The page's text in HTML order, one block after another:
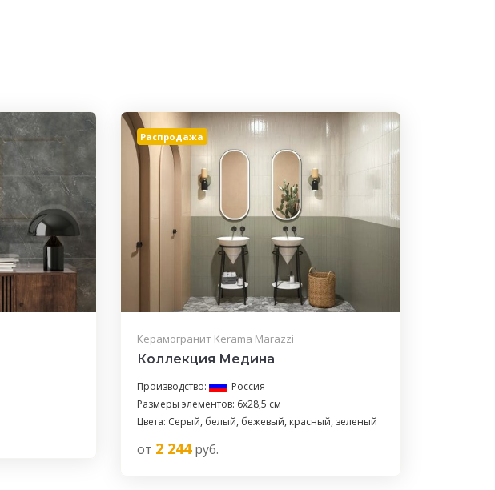
Распродажа
Керамогранит Kerama Marazzi
Коллекция Медина
Производство:
Россия
Размеры элементов: 6х28,5 см
Цвета: Серый, белый, бежевый, красный, зеленый
от 2 244руб.